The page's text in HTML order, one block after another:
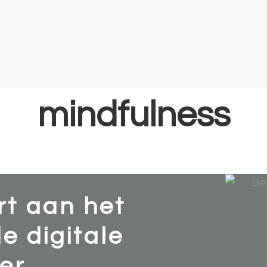
mindfulness
aan het
digitale